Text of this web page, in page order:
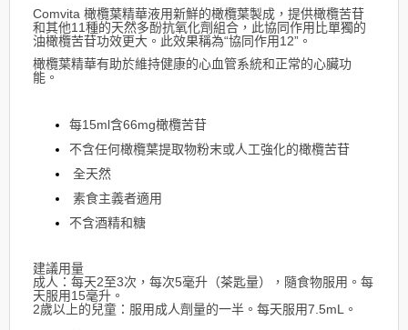
Comvita 橄欖葉精華液用新鮮的橄欖葉製成，提供橄欖苦苷
和其他11種的天然多酚抗氧化劑組合，此協同作用比單獨的
油橄欖苦苷功效更大。此效果稱為“協同作用12”。
橄欖葉精華有助於維持健康的心血管系統和正常的心臟功
能。
每15ml含66mg橄欖苦苷
不含任何橄欖葉提取物粉末或人工強化的橄欖苦苷
全天然
素食主義者適用
不含酒精和糖
建議用量
成人：每天2至3次，每次5毫升（茶匙量），隨食物服用。每
天服用15毫升。
2歲以上的兒童：服用成人劑量的一半。每天服用7.5mL。